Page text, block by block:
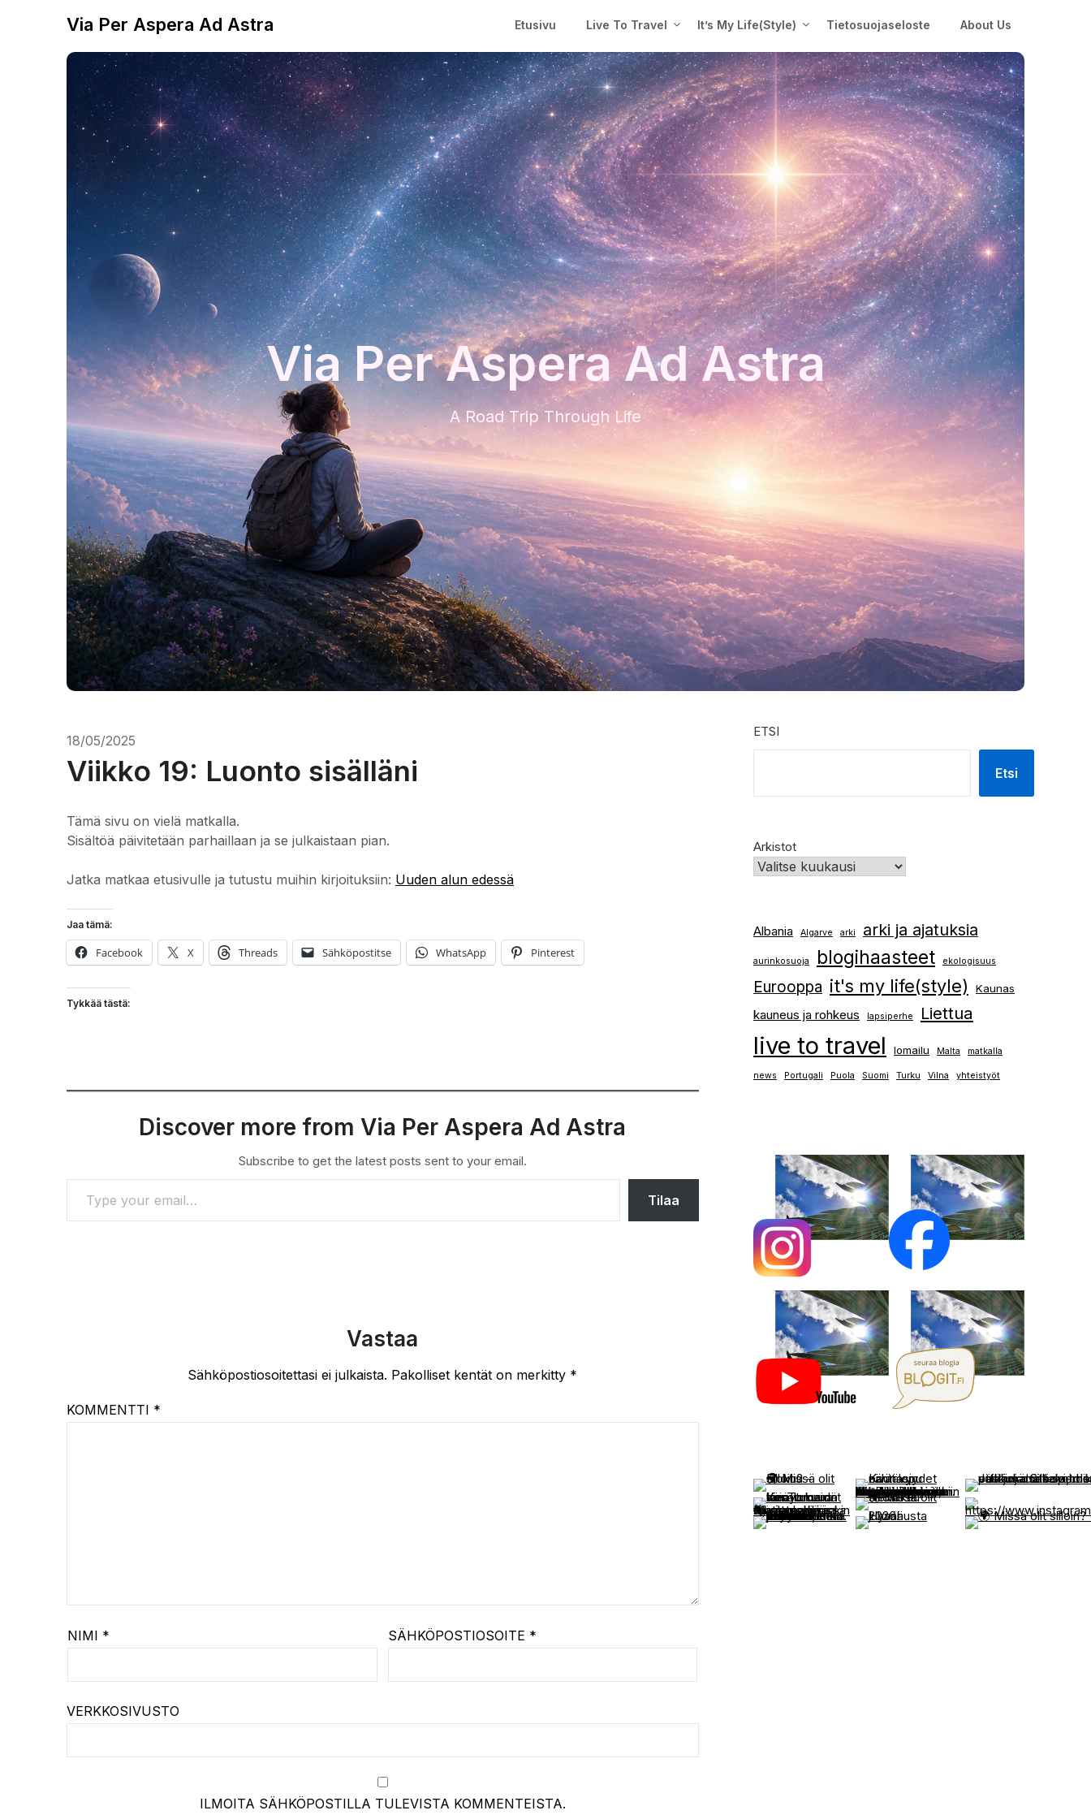
Via Per Aspera Ad Astra Etusivu Live To Travel It’s My Life(Style) Tietosuojaseloste About Us
Via Per Aspera Ad Astra
A Road Trip Through Life
18/05/2025
Viikko 19: Luonto sisälläni
Tämä sivu on vielä matkalla.
Sisältöä päivitetään parhaillaan ja se julkaistaan pian.
Jatka matkaa etusivulle ja tutustu muihin kirjoituksiin: Uuden alun edessä
Jaa tämä:
Facebook X Threads Sähköpostitse WhatsApp Pinterest
Tykkää tästä:
Discover more from Via Per Aspera Ad Astra
Subscribe to get the latest posts sent to your email.
TYPE YOUR EMAIL…
Tilaa
Vastaa
Sähköpostiosoitettasi ei julkaista. Pakolliset kentät on merkitty *
KOMMENTTI *
NIMI * SÄHKÖPOSTIOSOITE *
VERKKOSIVUSTO
ILMOITA SÄHKÖPOSTILLA TULEVISTA KOMMENTEISTA.
ETSI
Etsi
Arkistot
Albania Algarve arki arki ja ajatuksia
aurinkosuoja blogihaasteet ekologisuus
Eurooppa it's my life(style) Kaunas
kauneus ja rohkeus lapsiperhe Liettua
live to travel lomailu Malta matkalla
news Portugali Puola Suomi Turku Vilna yhteistyöt